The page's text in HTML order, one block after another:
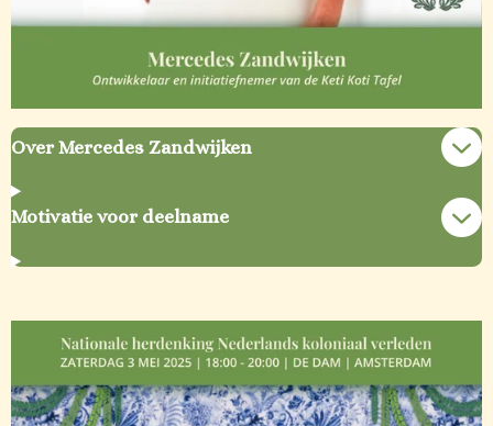
Over Mercedes Zandwijken
Motivatie voor deelname